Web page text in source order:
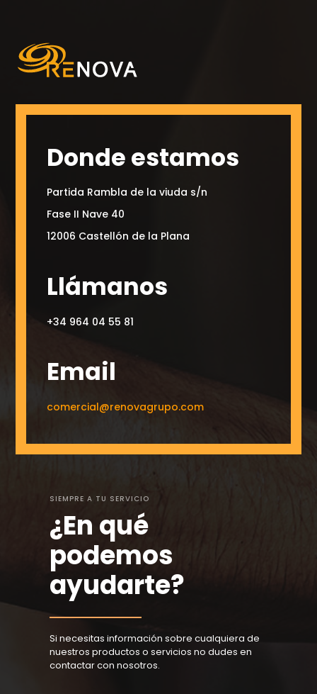
SIEMPRE A TU SERVICIO
¿En qué
podemos
ayudarte?
Si necesitas información sobre cualquiera de
nuestros productos o servicios no dudes en
contactar con nosotros.
Donde estamos
Partida Rambla de la viuda s/n
Fase II Nave 40
12006 Castellón de la Plana
Llámanos
+34 964 04 55 81
Email
comercial@renovagrupo.com